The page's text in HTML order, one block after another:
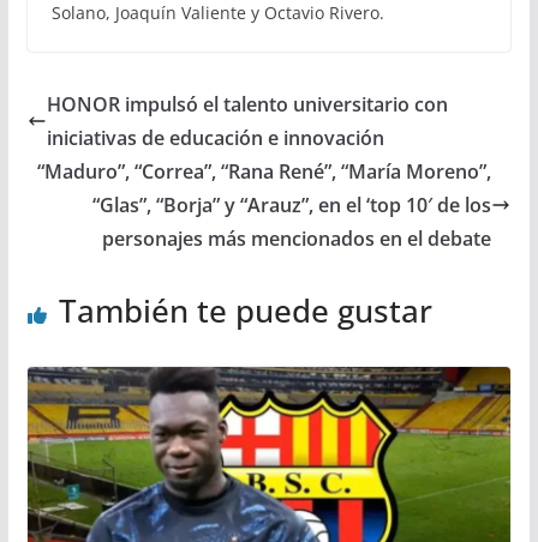
Solano, Joaquín Valiente y Octavio Rivero.
HONOR impulsó el talento universitario con
iniciativas de educación e innovación
“Maduro”, “Correa”, “Rana René”, “María Moreno”,
“Glas”, “Borja” y “Arauz”, en el ‘top 10′ de los
personajes más mencionados en el debate
También te puede gustar